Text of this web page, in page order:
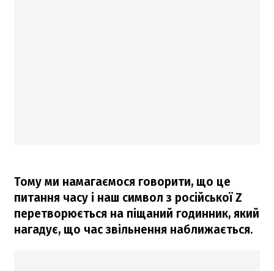
Тому ми намагаємося говорити, що це
питання часу і наш символ з російської Z
перетворюється на піщаний годинник, який
нагадує, що час звільнення наближається.